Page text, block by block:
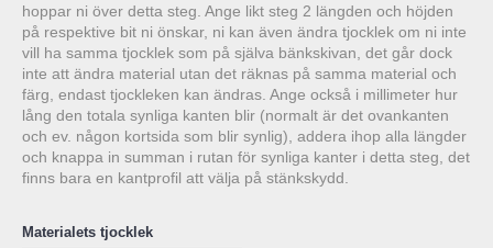
hoppar ni över detta steg. Ange likt steg 2 längden och höjden
på respektive bit ni önskar, ni kan även ändra tjocklek om ni inte
vill ha samma tjocklek som på själva bänkskivan, det går dock
inte att ändra material utan det räknas på samma material och
färg, endast tjockleken kan ändras. Ange också i millimeter hur
lång den totala synliga kanten blir (normalt är det ovankanten
och ev. någon kortsida som blir synlig), addera ihop alla längder
och knappa in summan i rutan för synliga kanter i detta steg, det
finns bara en kantprofil att välja på stänkskydd.
Materialets tjocklek